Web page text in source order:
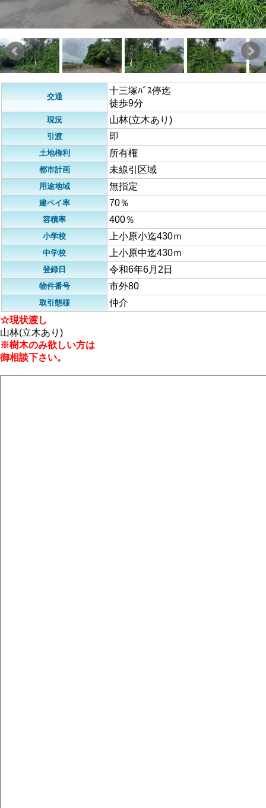
交通
十三塚ﾊﾞｽ停迄
徒歩9分
現況 山林(立木あり)
引渡 即
土地権利 所有権
都市計画 未線引区域
用途地域 無指定
建ペイ率 70％
容積率 400％
小学校 上小原小迄430ｍ
中学校 上小原中迄430ｍ
登録日 令和6年6月2日
物件番号 市外80
取引態様
仲介
☆現状渡し
山林(立木あり)
※樹木のみ欲しい方は
御相談下さい。